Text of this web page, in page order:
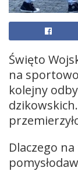
Święto
na
kolejny
Dlaczego